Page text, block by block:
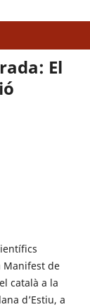
El
Manifest de
català a la
d’Estiu, a